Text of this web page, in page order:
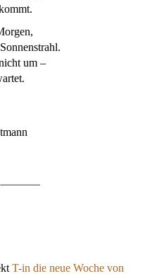
um –
T-in die neue Woche von